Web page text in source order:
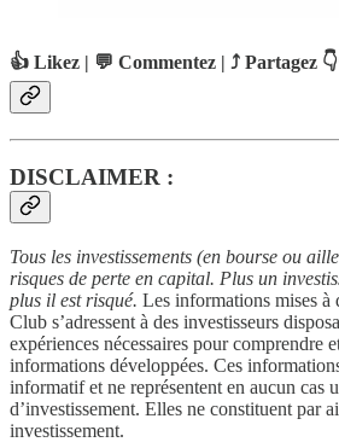
👍 Likez | 💬 Commentez | ⤴️ Partagez
DISCLAIMER :
Tous les investissements (en bourse ou
risques de perte en capital. Plus un
plus il est risqué. Les informations mises à
Club s’adressent à des investisseurs
expériences nécessaires pour comprendre
informations développées. Ces
informatif et ne représentent en aucun cas
d’investissement. Elles ne constituent par
investissement.